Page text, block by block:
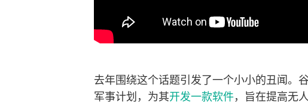
去年围绕这个话题引发了一个小小的丑闻
军事计划，为其开发一款软件，旨在提高无